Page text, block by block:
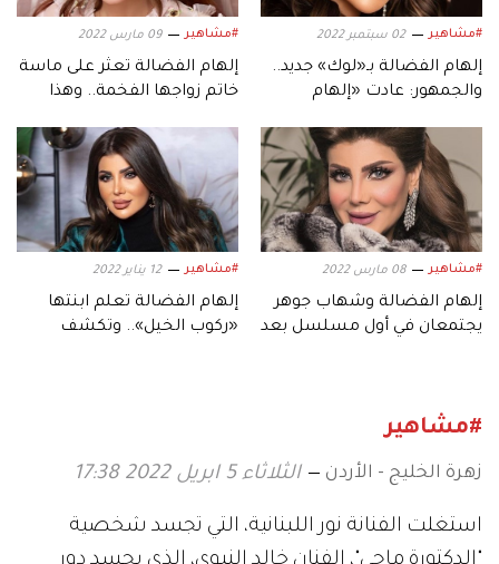
#مشاهير 02 سبتمبر 2022
إلهام الفضالة بـ«لوك» جديد..
والجمهور: عادت «إلهام
#مشاهير 09 مارس 2022
إلهام الفضالة تعثر على ماسة
خاتم زواجها الفخمة.. وهذا
#مشاهير 08 مارس 2022
إلهام الفضالة وشهاب جوهر
يجتمعان في أول مسلسل بعد
#مشاهير 12 يناير 2022
إلهام الفضالة تعلم ابنتها
«ركوب الخيل».. وتكشف
#مشاهير
زهرة الخليج - الأردن الثلاثاء 5 ابريل 2022 17:38
استغلت الفنانة نور اللبنانية، التي تجسد شخصية